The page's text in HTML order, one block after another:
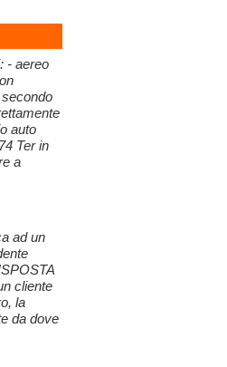
- aereo
auto
Ter in
a
ad un
cliente
la
da dove